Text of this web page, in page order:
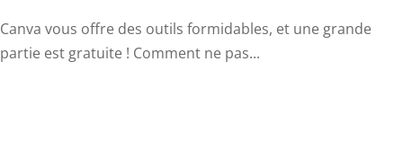
Canva vous offre des outils formidables, et une grande
partie est gratuite ! Comment ne pas...